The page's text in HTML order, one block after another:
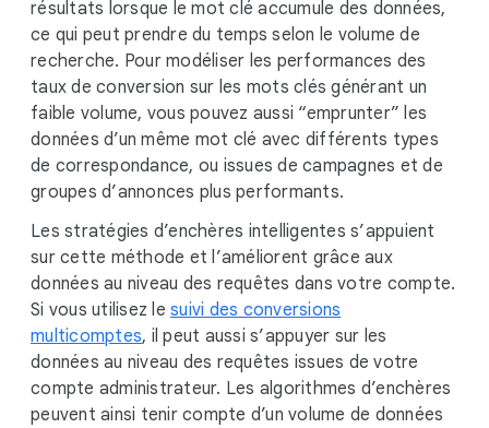
résultats lorsque le mot clé accumule des données,
ce qui peut prendre du temps selon le volume de
recherche. Pour modéliser les performances des
taux de conversion sur les mots clés générant un
faible volume, vous pouvez aussi “emprunter” les
données d’un même mot clé avec différents types
de correspondance, ou issues de campagnes et de
groupes d’annonces plus performants.
Les stratégies d’enchères intelligentes s’appuient
sur cette méthode et l’améliorent grâce aux
données au niveau des requêtes dans votre compte.
Si vous utilisez le suivi des conversions
multicomptes, il peut aussi s’appuyer sur les
données au niveau des requêtes issues de votre
compte administrateur. Les algorithmes d’enchères
peuvent ainsi tenir compte d’un volume de données